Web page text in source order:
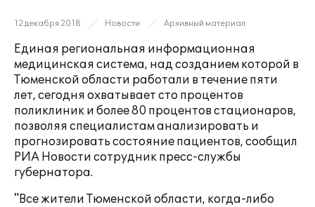
12 декабря 2018 Новости Архивный материал
Единая региональная информационная
медицинская система, над созданием которой в
Тюменской области работали в течение пяти
лет, сегодня охватывает сто процентов
поликлиник и более 80 процентов стационаров,
позволяя специалистам анализировать и
прогнозировать состояние пациентов, сообщил
РИА Новости сотрудник пресс-службы
губернатора.
"Все жители Тюменской области, когда-либо